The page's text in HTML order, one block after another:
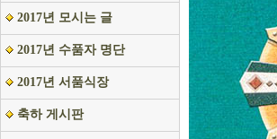
2017년 모시는 글
2017년 수품자 명단
2017년 서품식장
축하 게시판